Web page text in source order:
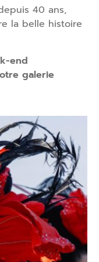
40 ans,
la belle histoire
end
galerie